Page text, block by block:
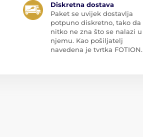
Diskretna dostava
Paket se uvijek dostavlja
potpuno diskretno, tako da
nitko ne zna što se nalazi u
njemu. Kao pošiljatelj
navedena je tvrtka FOTION.